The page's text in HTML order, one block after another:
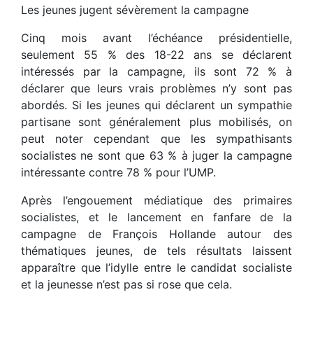
Les jeunes jugent sévèrement la campagne
Cinq mois avant l’échéance présidentielle,
seulement 55 % des 18-22 ans se déclarent
intéressés par la campagne, ils sont 72 % à
déclarer que leurs vrais problèmes n’y sont pas
abordés. Si les jeunes qui déclarent un sympathie
partisane sont généralement plus mobilisés, on
peut noter cependant que les sympathisants
socialistes ne sont que 63 % à juger la campagne
intéressante contre 78 % pour l’UMP.
Après l’engouement médiatique des primaires
socialistes, et le lancement en fanfare de la
campagne de François Hollande autour des
thématiques jeunes, de tels résultats laissent
apparaître que l’idylle entre le candidat socialiste
et la jeunesse n’est pas si rose que cela.